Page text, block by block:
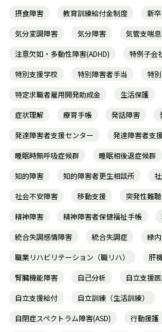
摂食障害
教育訓練給付金制度 新卒
気分変調障害
気分障害
気管支喘息
注意欠如・多動性障害(ADHD)
特例子会
特別支援学校
特別障害者手当
特
特定求職者雇用開発助成金
生活保護
症状理解
療育手帳 発話障害
発達障害者支援センター
発達障害者支
睡眠時無呼吸症候群
睡眠相後退症候群
知的障害
知的障害者更生相談所
社会不安障害
移動支援 突発性難聴
精神障害
精神障害者保健福祉手帳
統合失調感情障害
統合失調症 緑
職業リハビリテーション（職リハ）
肝
腎臓機能障害
自己分析 自立支援
自立支援給付
自立訓練（生活訓練）
自閉症スペクトラム障害(ASD)
行動援護